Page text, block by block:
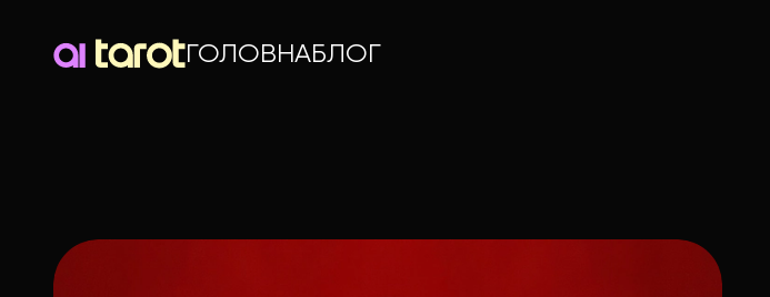
ГОЛОВНАБЛОГ